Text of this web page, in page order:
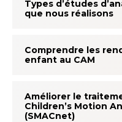
Types d’études
que nous réalisons
Comprendre les
enfant au CAM
Améliorer le
Children’s Motion
(SMACnet)